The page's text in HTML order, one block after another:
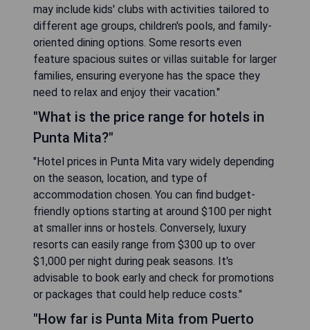
may include kids' clubs with activities tailored to
different age groups, children's pools, and family-
oriented dining options. Some resorts even
feature spacious suites or villas suitable for larger
families, ensuring everyone has the space they
need to relax and enjoy their vacation."
"What is the price range for hotels in
Punta Mita?"
"Hotel prices in Punta Mita vary widely depending
on the season, location, and type of
accommodation chosen. You can find budget-
friendly options starting at around $100 per night
at smaller inns or hostels. Conversely, luxury
resorts can easily range from $300 up to over
$1,000 per night during peak seasons. It's
advisable to book early and check for promotions
or packages that could help reduce costs."
"How far is Punta Mita from Puerto